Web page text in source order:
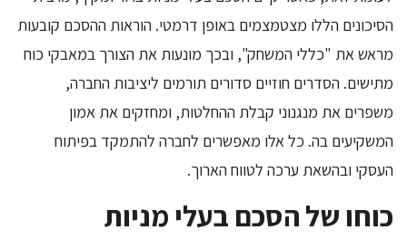
הסיכונים הללו מצטמצמים באופן דרמטי. הוראות ההסכם קובעות
מראש את "כללי המשחק", ובכך מונעות את הצורך במאבקי כוח
מתישים. הסדרים חוזיים סדורים תורמים ליציבות החברה,
משפרים את מנגנוני קבלת ההחלטות, ומחזקים את אמון
המשקיעים בה. כל אלו מאפשרים לחברה להתמקד בפיתוח
העסקי ובהשאת ערכה לטווח הארוך.
כוחו של הסכם בעלי מניות